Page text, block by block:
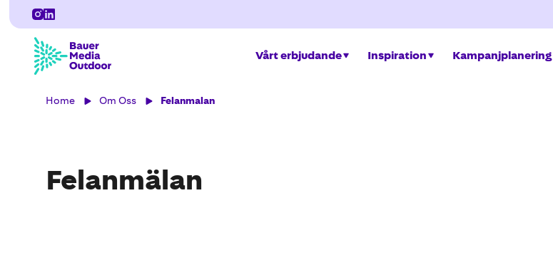
Vårt erbjudande Inspiration Kampanjplanering
Home Om Oss Felanmalan
Felanmälan